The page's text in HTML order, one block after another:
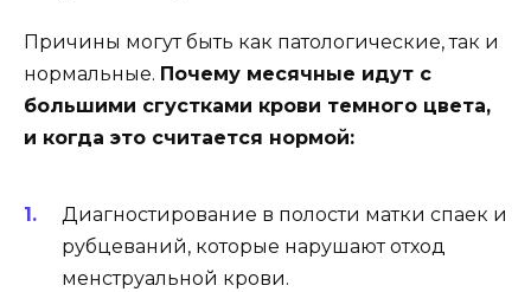
Причины могут быть как патологические, так и
нормальные. Почему месячные идут с
большими сгустками крови темного цвета,
и когда это считается нормой:
Диагностирование в полости матки спаек и
рубцеваний, которые нарушают отход
менструальной крови.